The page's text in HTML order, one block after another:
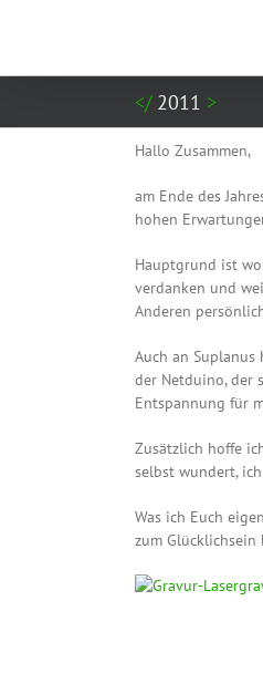
2011
Hallo Zusammen,
am Ende des
hohen
Hauptgrund ist
verdanken und
Anderen
Auch an Suplanus
der Netduino, der
Entspannung für
Zusätzlich hoffe
selbst wundert,
Was ich Euch
zum Glücklichsein